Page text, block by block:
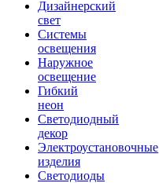
Дизайнерский
свет
Системы
освещения
Наружное
освещение
Гибкий
неон
Светодиодный
декор
Электроустановочные
изделия
Светодиоды